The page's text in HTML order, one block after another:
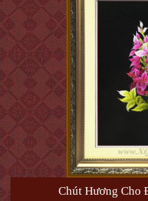
Chút Hương Cho